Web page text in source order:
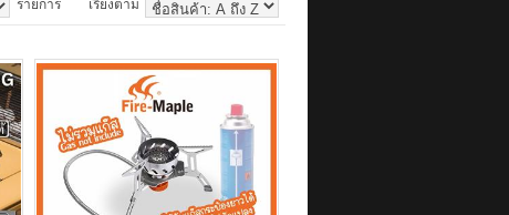
เรียงตาม
รายการ